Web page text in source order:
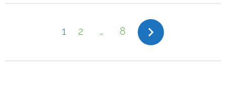
1 2 … 8 navigate_next